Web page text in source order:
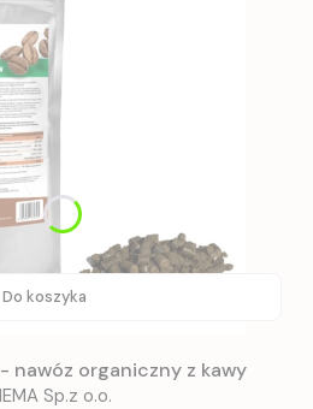
Do koszyka
nawóz organiczny z kawy
Sp.z o.o.